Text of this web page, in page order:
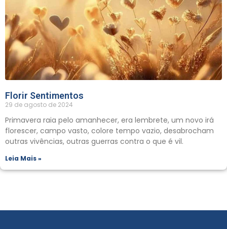
Florir Sentimentos
29 de agosto de 2024
Primavera raia pelo amanhecer, era lembrete, um novo irá
florescer, campo vasto, colore tempo vazio, desabrocham
outras vivências, outras guerras contra o que é vil.
Leia Mais »